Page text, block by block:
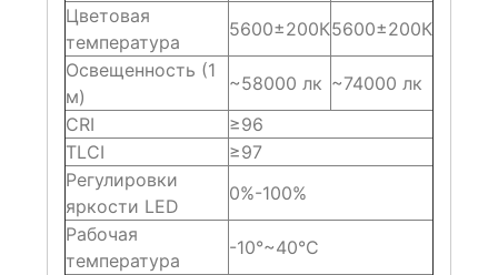
Цветовая
температура
5600±200К5600±200К
Освещенность (1
м)
~58000 лк ~74000 лк
CRI
≥96
TLCI
≥97
Регулировки
яркости LED
0%-100%
Рабочая
температура
-10°~40°C